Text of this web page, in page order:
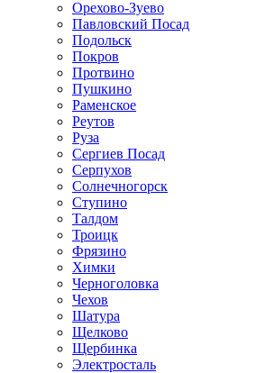
Орехово-Зуево
Павловский Посад
Подольск
Покров
Протвино
Пушкино
Раменское
Реутов
Руза
Сергиев Посад
Серпухов
Солнечногорск
Ступино
Талдом
Троицк
Фрязино
Химки
Черноголовка
Чехов
Шатура
Щелково
Щербинка
Электросталь